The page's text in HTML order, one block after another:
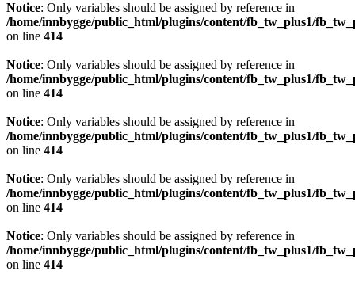
Notice: Only variables should be assigned by reference in
/home/innbygge/public_html/plugins/content/fb_tw_plus1/
on line 414
Notice: Only variables should be assigned by reference in
/home/innbygge/public_html/plugins/content/fb_tw_plus1/
on line 414
Notice: Only variables should be assigned by reference in
/home/innbygge/public_html/plugins/content/fb_tw_plus1/
on line 414
Notice: Only variables should be assigned by reference in
/home/innbygge/public_html/plugins/content/fb_tw_plus1/
on line 414
Notice: Only variables should be assigned by reference in
/home/innbygge/public_html/plugins/content/fb_tw_plus1/
on line 414